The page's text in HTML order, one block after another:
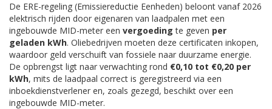
De ERE-regeling (Emissiereductie Eenheden) beloont vanaf 2026
elektrisch rijden door eigenaren van laadpalen met een
ingebouwde MID-meter een vergoeding te geven per
geladen kWh. Oliebedrijven moeten deze certificaten inkopen,
waardoor geld verschuift van fossiele naar duurzame energie.
De opbrengst ligt naar verwachting rond €0,10 tot €0,20 per
kWh, mits de laadpaal correct is geregistreerd via een
inboekdienstverlener en, zoals gezegd, beschikt over een
ingebouwde MID-meter.